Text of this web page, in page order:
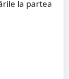
la partea